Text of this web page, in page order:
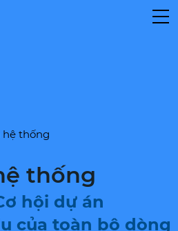
hệ thống
thống
hội dự án
của toàn bộ dòng